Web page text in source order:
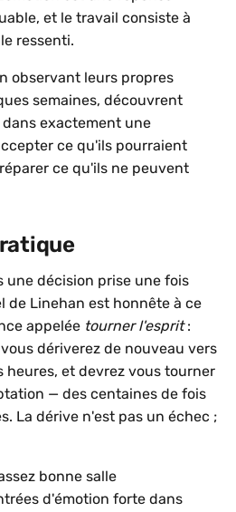
et le travail consiste à
ressenti.
observant leurs propres
semaines, découvrent
exactement une
ce qu'ils pourraient
ce qu'ils ne peuvent
une décision prise une fois
de Linehan est honnête à ce
appelée tourner l'esprit:
dériverez de nouveau vers
heures, et devrez vous tourner
— des centaines de fois
La dérive n'est pas un échec ;
bonne salle
d'émotion forte dans